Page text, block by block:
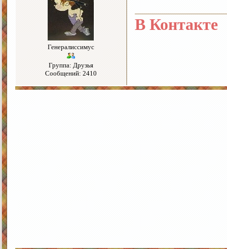
Генералиссимус
Группа: Друзья
Сообщений: 2410
В Контакте